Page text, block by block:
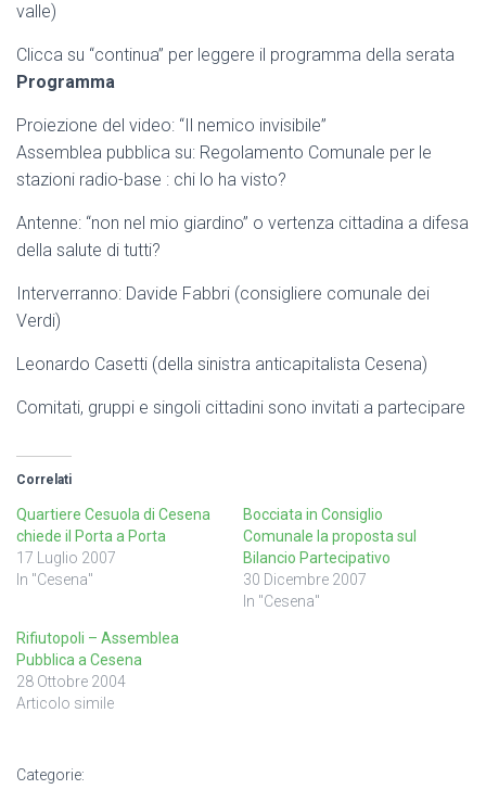
valle)
Clicca su “continua” per leggere il programma della serata
Programma
Proiezione del video: “Il nemico invisibile”
Assemblea pubblica su: Regolamento Comunale per le
stazioni radio-base : chi lo ha visto?
Antenne: “non nel mio giardino” o vertenza cittadina a difesa
della salute di tutti?
Interverranno: Davide Fabbri (consigliere comunale dei
Verdi)
Leonardo Casetti (della sinistra anticapitalista Cesena)
Comitati, gruppi e singoli cittadini sono invitati a partecipare
Correlati
Quartiere Cesuola di Cesena
chiede il Porta a Porta
17 Luglio 2007
In "Cesena"
Bocciata in Consiglio
Comunale la proposta sul
Bilancio Partecipativo
30 Dicembre 2007
In "Cesena"
Rifiutopoli – Assemblea
Pubblica a Cesena
28 Ottobre 2004
Articolo simile
Categorie: